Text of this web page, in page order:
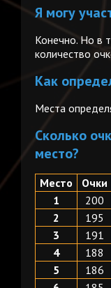
Я могу
Конечно. Но в
количество
Как
Места
Сколько
место?
Место
Очки
1
200
2
195
3
191
4
188
5
186